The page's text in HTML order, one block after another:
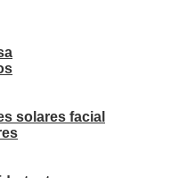
solares facial